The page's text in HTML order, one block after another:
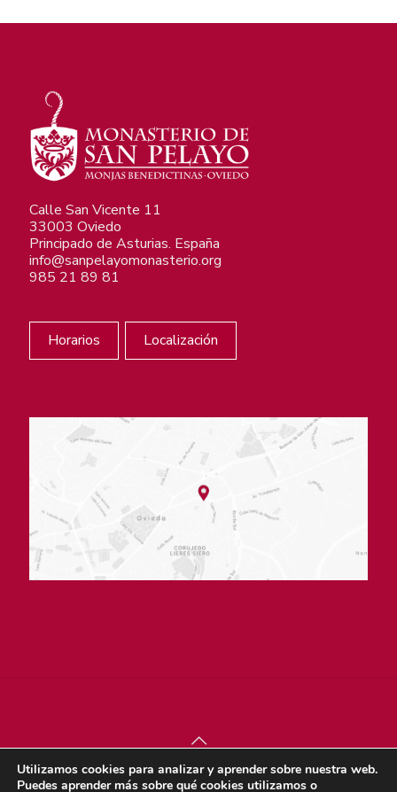
Calle San Vicente 11
33003 Oviedo
Principado de Asturias. España
info@sanpelayomonasterio.org
985 21 89 81
Horarios Localización
© sjdigital 2022 |Política de privacidad|Aviso legal
Utilizamos cookies para analizar y aprender sobre nuestra web.
Puedes aprender más sobre qué cookies utilizamos o